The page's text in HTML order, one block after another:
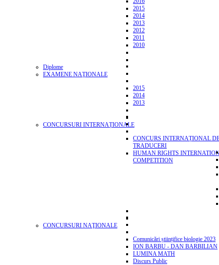
2015
2014
2013
2012
2011
2010
Diplome
EXAMENE NAŢIONALE
2015
2014
2013
CONCURSURI INTERNAȚIONALE
CONCURS INTERNAȚIONAL
TRADUCERI
HUMAN RIGHTS
COMPETITION
CONCURSURI NAŢIONALE
Comunicări științifice biologie 2023
ION BARBU - DAN BARBILIAN
LUMINA MATH
Discurs Public